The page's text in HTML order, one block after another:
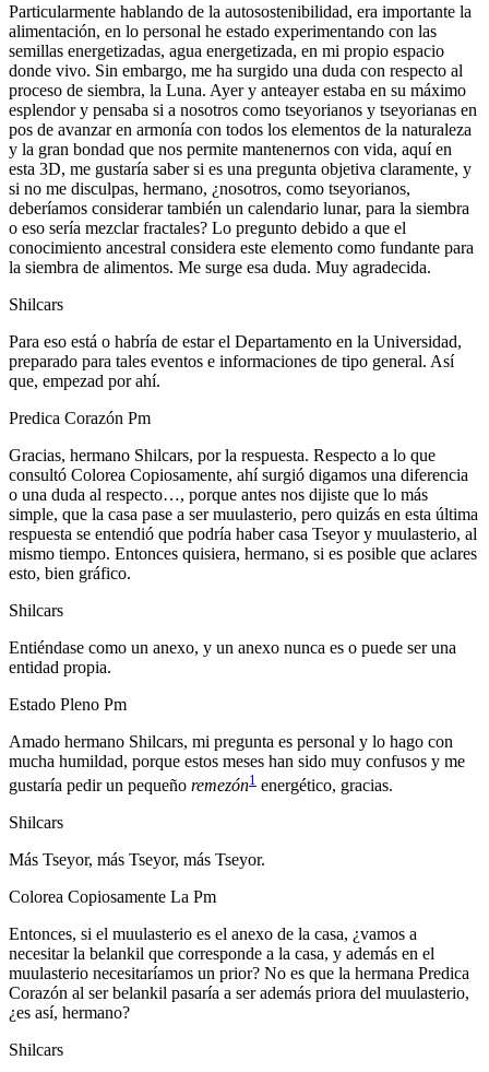
Particularmente hablando de la autosostenibilidad, era importante la
alimentación, en lo personal he estado experimentando con las
semillas energetizadas, agua energetizada, en mi propio espacio
donde vivo. Sin embargo, me ha surgido una duda con respecto al
proceso de siembra, la Luna. Ayer y anteayer estaba en su máximo
esplendor y pensaba si a nosotros como tseyorianos y tseyorianas en
pos de avanzar en armonía con todos los elementos de la naturaleza
y la gran bondad que nos permite mantenernos con vida, aquí en
esta 3D, me gustaría saber si es una pregunta objetiva claramente, y
si no me disculpas, hermano, ¿nosotros, como tseyorianos,
deberíamos considerar también un calendario lunar, para la siembra
o eso sería mezclar fractales? Lo pregunto debido a que el
conocimiento ancestral considera este elemento como fundante para
la siembra de alimentos. Me surge esa duda. Muy agradecida.
Shilcars
Para eso está o habría de estar el Departamento en la Universidad,
preparado para tales eventos e informaciones de tipo general. Así
que, empezad por ahí.
Predica Corazón Pm
Gracias, hermano Shilcars, por la respuesta. Respecto a lo que
consultó Colorea Copiosamente, ahí surgió digamos una diferencia
o una duda al respecto…, porque antes nos dijiste que lo más
simple, que la casa pase a ser muulasterio, pero quizás en esta última
respuesta se entendió que podría haber casa Tseyor y muulasterio, al
mismo tiempo. Entonces quisiera, hermano, si es posible que aclares
esto, bien gráfico.
Shilcars
Entiéndase como un anexo, y un anexo nunca es o puede ser una
entidad propia.
Estado Pleno Pm
Amado hermano Shilcars, mi pregunta es personal y lo hago con
mucha humildad, porque estos meses han sido muy confusos y me
gustaría pedir un pequeño remezón1 energético, gracias.
Shilcars
Más Tseyor, más Tseyor, más Tseyor.
Colorea Copiosamente La Pm
Entonces, si el muulasterio es el anexo de la casa, ¿vamos a
necesitar la belankil que corresponde a la casa, y además en el
muulasterio necesitaríamos un prior? No es que la hermana Predica
Corazón al ser belankil pasaría a ser además priora del muulasterio,
¿es así, hermano?
Shilcars